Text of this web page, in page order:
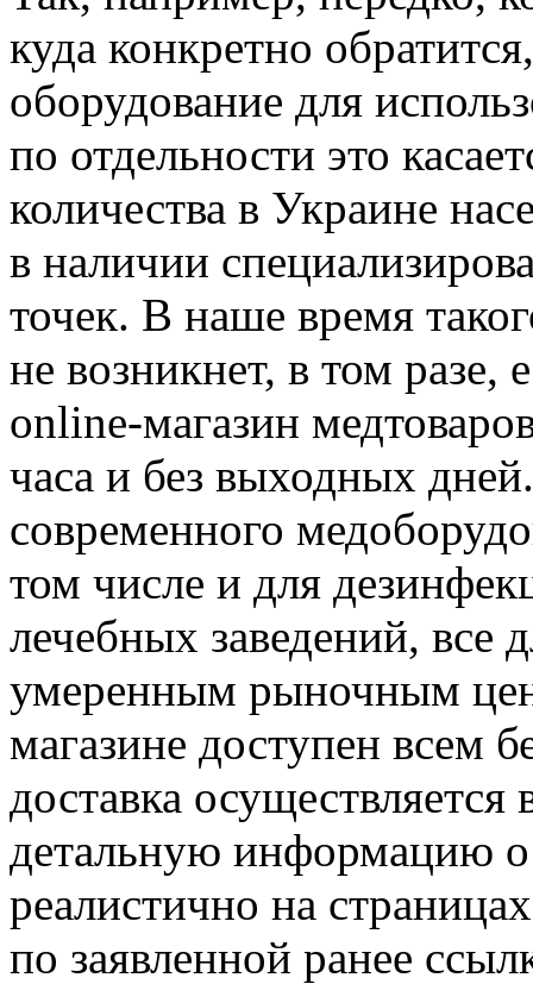
куда конкретно
оборудование для
по отдельности это
количества в Украине
в наличии
точек. В наше время
не возникнет, в том
online-магазин
часа и без выходных
современного
том числе и для
лечебных заведений, все
умеренным рыночным
магазине доступен всем
доставка
детальную информацию
реалистично на
по заявленной ранее